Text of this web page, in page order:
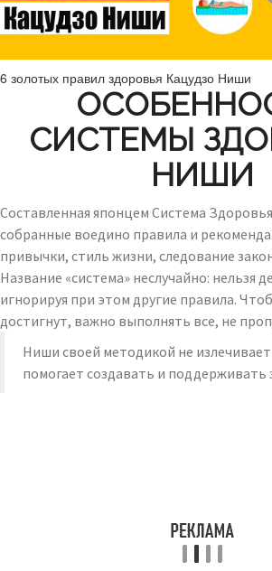
6 золотых правил здоровья Кацудзо Ниши
СИСТЕМЫ
НИШИ
Составленная японцем Система
собранные воедино правила и
привычки, стиль жизни, следование
Название «система» неслучайно: нельзя
игнорируя при этом другие правила.
достигнут, важно выполнять все, не
Ниши своей методикой не излечивает
помогает создавать и поддерживать